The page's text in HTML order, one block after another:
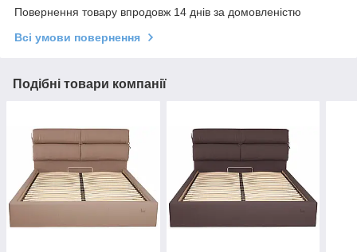
Повернення товару впродовж 14 днів за домовленістю
Всі умови повернення
Подібні товари компанії